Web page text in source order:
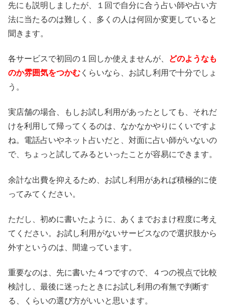
先にも説明しましたが、１回で自分に合う占い師や占い方
法に当たるのは難しく、多くの人は何回か変更していると
聞きます。
各サービスで初回の１回しか使えませんが、
どのようなも
のか雰囲気をつかむ くらいなら、お試し利用で十分でしょ
う。
実店舗の場合、もしお試し利用があったとしても、それだ
けを利用して帰ってくるのは、なかなかやりにくいですよ
ね。電話占いやネット占いだと、対面に占い師がいないの
で、ちょっと試してみるといったことが容易にできます。
余計な出費を抑えるため、お試し利用があれば積極的に使
ってみてください。
ただし、初めに書いたように、あくまでおまけ程度に考え
てください。お試し利用がないサービスなので選択肢から
外すというのは、間違っています。
重要なのは、先に書いた４つですので、４つの視点で比較
検討し、最後に迷ったときにお試し利用の有無で判断す
る、くらいの選び方がいいと思います。